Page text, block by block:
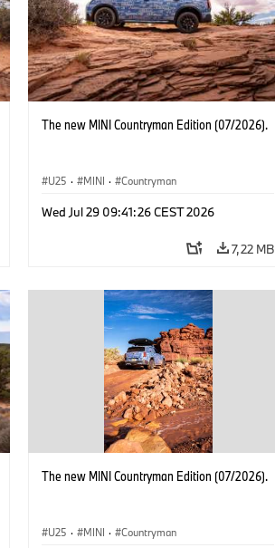
The new MINI Countryman Edition (07/2026).
U25 · MINI · Countryman
Wed Jul 29 09:41:26 CEST 2026
7,22 MB
The new MINI Countryman Edition (07/2026).
U25 · MINI · Countryman